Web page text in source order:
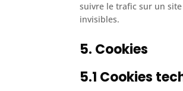
suivre le trafic sur un site
invisibles.
5. Cookies
5.1 Cookies